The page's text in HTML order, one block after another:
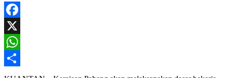
Facebook
X
WhatsApp
Share